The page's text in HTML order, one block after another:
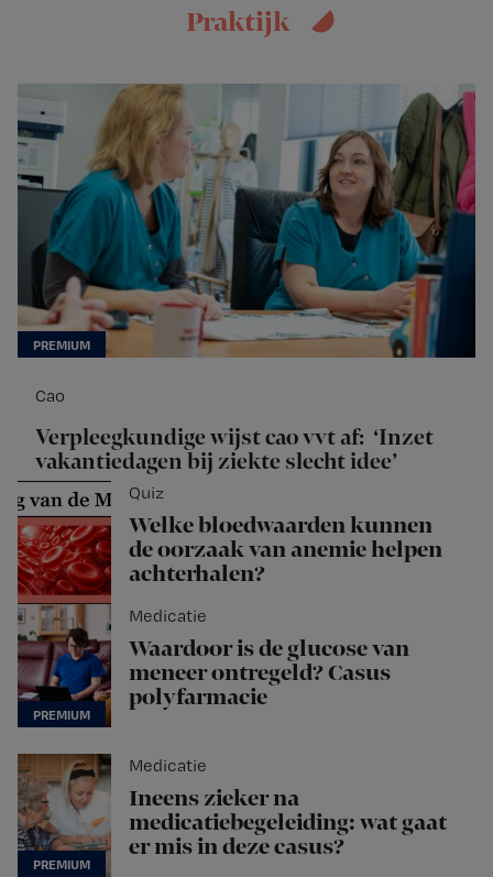
Praktijk
Cao
Verpleegkundige wijst cao vvt af: ‘Inzet
vakantiedagen bij ziekte slecht idee’
Quiz
Welke bloedwaarden kunnen
de oorzaak van anemie helpen
achterhalen?
Medicatie
Waardoor is de glucose van
meneer ontregeld? Casus
polyfarmacie
Medicatie
Ineens zieker na
medicatiebegeleiding: wat gaat
er mis in deze casus?